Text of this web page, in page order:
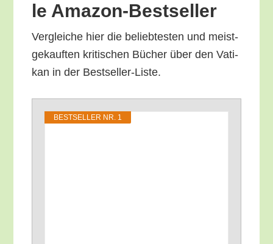
le Amazon-Bestseller
Ver­glei­che hier die belieb­tes­ten und meist­
ge­kauf­ten kri­ti­schen Bücher über den Vati­
kan in der Bestseller-Liste.
BEST­SEL­LER NR. 1